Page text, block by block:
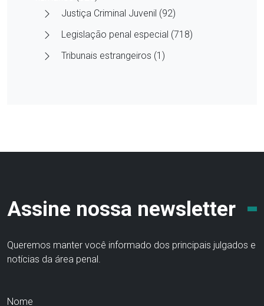
Justiça Criminal Juvenil (92)
Legislação penal especial (718)
Tribunais estrangeiros (1)
Assine nossa newsletter
Queremos manter você informado dos principais julgados e
notícias da área penal.
Nome